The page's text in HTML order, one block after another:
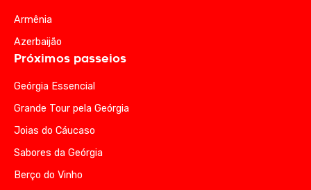
Armênia
Azerbaijão
Próximos passeios
Geórgia Essencial
Grande Tour pela Geórgia
Joias do Cáucaso
Sabores da Geórgia
Berço do Vinho